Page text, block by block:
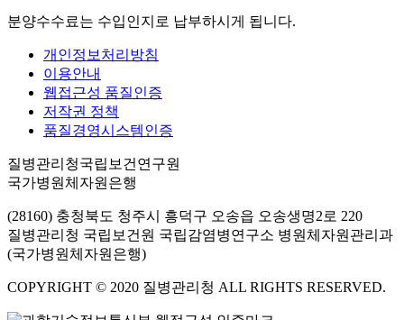
분양수수료는 수입인지로 납부하시게 됩니다.
개인정보처리방침
이용안내
웹접근성 품질인증
저작권 정책
품질경영시스템인증
질병관리청국립보건연구원
국가병원체자원은행
(28160) 충청북도 청주시 흥덕구 오송읍 오송생명2로 220
질병관리청 국립보건원 국립감염병연구소 병원체자원관리과
(국가병원체자원은행)
COPYRIGHT © 2020 질병관리청 ALL RIGHTS RESERVED.